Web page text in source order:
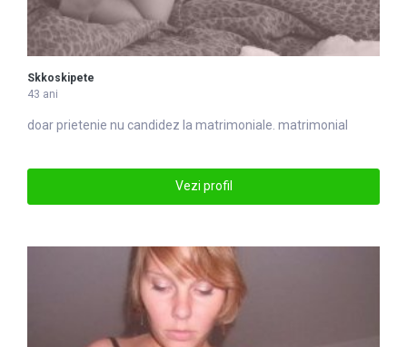
Skkoskipete
43 ani
doar prietenie nu candidez la matrimonial e. matrimonial
Vezi profil